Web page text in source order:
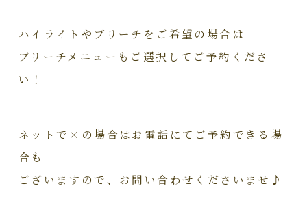
ハイライトやブリーチをご希望の場合は
ブリーチメニューもご選択してご予約くださ
い！
ネットで×の場合はお電話にてご予約できる場
合も
ございますので、お問い合わせくださいませ♪